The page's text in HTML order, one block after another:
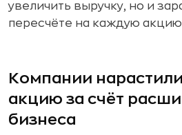
увеличить выручку, но и
пересчёте на каждую
Компании
акцию за счёт
бизнеса